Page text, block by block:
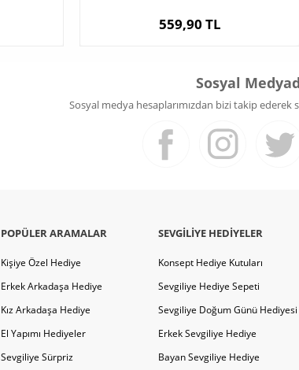
559,90 TL
Sosyal
Sosyal medya hesaplarımızdan bizi takip
POPÜLER ARAMALAR
Kişiye Özel Hediye
Erkek Arkadaşa Hediye
Kız Arkadaşa Hediye
El Yapımı Hediyeler
Sevgiliye Sürpriz
SEVGILIYE HEDIYELER
Konsept Hediye Kutuları
Sevgiliye Hediye Sepeti
Sevgiliye Doğum Günü Hediyesi
Erkek Sevgiliye Hediye
Bayan Sevgiliye Hediye